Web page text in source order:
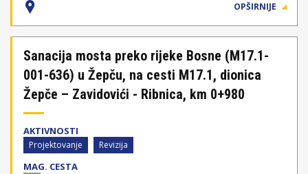
OPŠIRNIJE
Sanacija mosta preko rijeke Bosne (M17.1-
001-636) u Žepču, na cesti M17.1, dionica
Žepče – Zavidovići - Ribnica, km 0+980
AKTIVNOSTI
Projektovanje Revizija
MAG. CESTA